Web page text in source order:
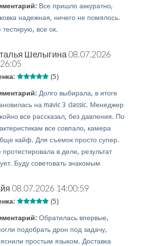
Все пришло аккуратно,
надежная, ничего не помялось.
все ок.
Шелыгина 08.07.2026
(5)
Долго выбирала, в итоге
на mavic 3 classic. Менеджер
все рассказал, без давления. По
все совпало, камера
кайф. Для съемок просто супер.
в деле, результат
Буду советовать знакомым
08.07.2026 14:00:59
(5)
Обратилась впервые,
подобрать дрон под задачу,
простым языком. Доставка